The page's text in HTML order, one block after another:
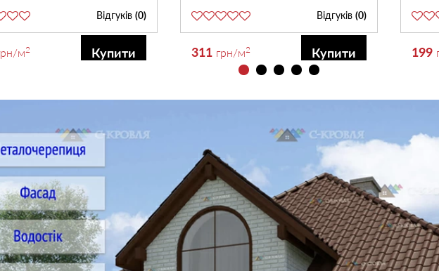
Відгуків (0)
/м2 Купити
Відгуків (0)
311 грн/м2 Купити 199